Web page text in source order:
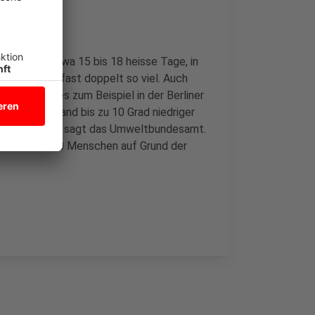
Jahr etwa 15 bis 18 heisse Tage, in
dagegen fast doppelt so viel. Auch
Sind es zum Beispiel in der Berliner
am Stadtrand bis zu 10 Grad niedriger
fordern, sagt das Umweltbundesamt.
etwa 5.000 Menschen auf Grund der